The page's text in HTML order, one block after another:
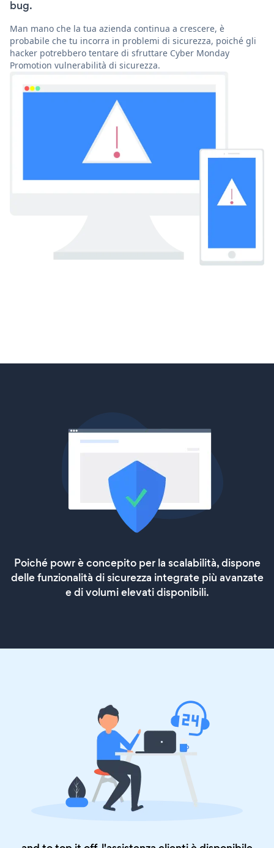
bug.
Man mano che la tua azienda continua a crescere, è
probabile che tu incorra in problemi di sicurezza, poiché gli
hacker potrebbero tentare di sfruttare Cyber Monday
Promotion vulnerabilità di sicurezza.
Poiché powr è concepito per la scalabilità, dispone
delle funzionalità di sicurezza integrate più avanzate
e di volumi elevati disponibili.